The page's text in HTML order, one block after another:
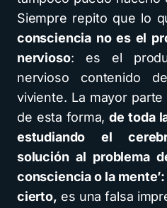
Siempre repito que lo
consciencia no es el
nervioso: es el
nervioso contenido
viviente. La mayor
de esta forma,de toda
estudiando el
solución al problema
consciencia o la
cierto, es una falsa